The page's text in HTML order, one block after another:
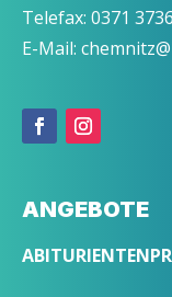
Telefax: 0371
E-Mail:
ANGEBOTE